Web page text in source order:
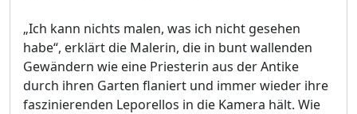
„Ich kann nichts malen, was ich nicht gesehen
habe“, erklärt die Malerin, die in bunt wallenden
Gewändern wie eine Priesterin aus der Antike
durch ihren Garten flaniert und immer wieder ihre
faszinierenden Leporellos in die Kamera hält. Wie